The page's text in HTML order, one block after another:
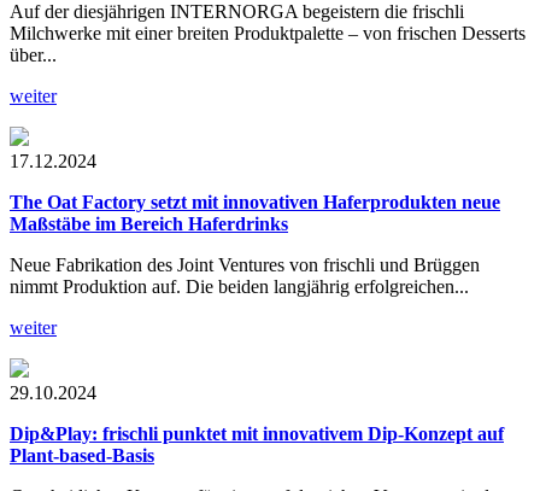
Auf der diesjährigen INTERNORGA begeistern die frischli
Milchwerke mit einer breiten Produktpalette – von frischen Desserts
über...
weiter
17.12.2024
The Oat Factory setzt mit innovativen Haferprodukten neue
Maßstäbe im Bereich Haferdrinks
Neue Fabrikation des Joint Ventures von frischli und Brüggen
nimmt Produktion auf. Die beiden langjährig erfolgreichen...
weiter
29.10.2024
Dip&Play: frischli punktet mit innovativem Dip-Konzept auf
Plant-based-Basis